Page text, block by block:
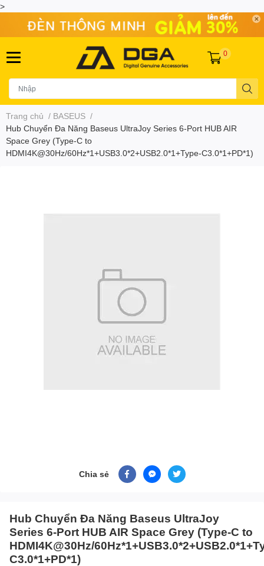
>
0
Trang chủ / BASEUS /
Hub Chuyển Đa Năng Baseus UltraJoy Series 6-Port HUB AIR
Space Grey (Type-C to
HDMI4K@30Hz/60Hz*1+USB3.0*2+USB2.0*1+Type-C3.0*1+PD*1)
Chia sẻ
Hub Chuyển Đa Năng Baseus UltraJoy
Series 6-Port HUB AIR Space Grey (Type-C to
HDMI4K@30Hz/
C3.0*1+PD*1)